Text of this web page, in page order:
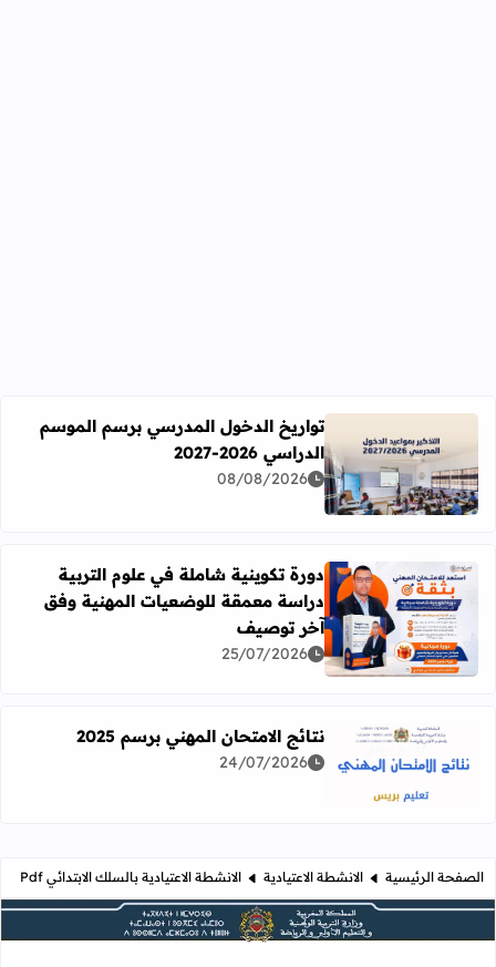
اقرأ المزيد عن تواريخ الدخول المدرسي برسم الموسم الدراسي 2026-
تواريخ الدخول المدرسي برسم الموسم
الدراسي 2026-2027
08/08/2026
اقرأ المزيد عن دورة تكوينية شاملة في علوم التربية
دورة تكوينية شاملة في علوم التربية
دراسة معمقة للوضعيات المهنية وفق
آخر توصيف
25/07/2026
اقرأ المزيد عن نتائج الامتحان المهني برسم 2025
نتائج الامتحان المهني برسم 2025
24/07/2026
الصفحة الرئيسية الانشطة الاعتيادية الانشطة الاعتيادية بالسلك الابتدائي Pdf